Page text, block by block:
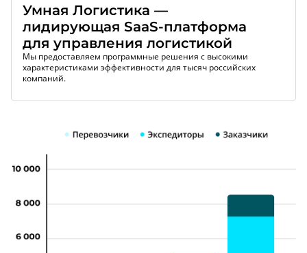
Умная Логистика —
лидирующая SaaS-платформа
для управления логистикой
Мы предоставляем программные решения с высокими
характеристиками эффективности для тысяч российских
компаний.